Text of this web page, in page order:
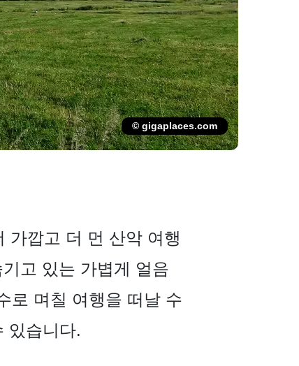
© gigaplaces.com
가깝고 더 먼 산악 여행
고 있는 가볍게 얼음
로 며칠 여행을 떠날 수
있습니다.